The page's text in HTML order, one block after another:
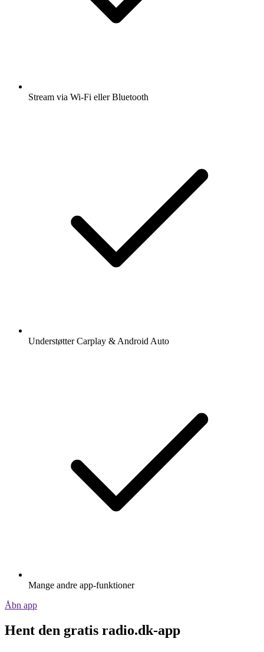
Stream via Wi-Fi eller Bluetooth
Understøtter Carplay & Android Auto
Mange andre app-funktioner
Åbn app
Hent den gratis radio.dk-app